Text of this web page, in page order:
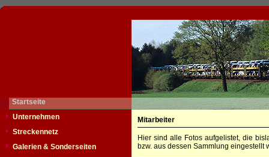
Startseite
Unternehmen
Streckennetz
Galerien & Sonderseiten
Mitarbeiter
Hier sind alle Fotos aufgelistet, die
bzw. aus dessen Sammlung eingestellt